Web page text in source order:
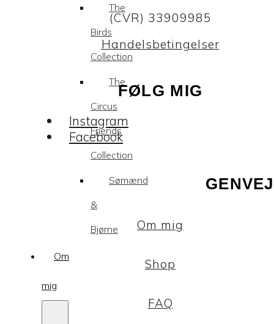
The
Birds
Collection
The
Circus
Friends
Collection
Sømænd
&
Bjørne
Om
mig
(CVR) 33909985
Handelsbetingelser
FØLG MIG
Instagram
Facebook
Om mig
Shop
FAQ